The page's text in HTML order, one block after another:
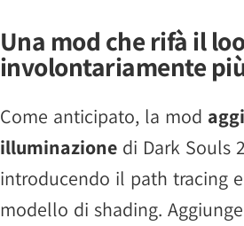
Una mod che rifà il
involontariamente
Come anticipato, la mod
illuminazione di Dark Souls
introducendo il path tracing
modello di shading. Aggiunge